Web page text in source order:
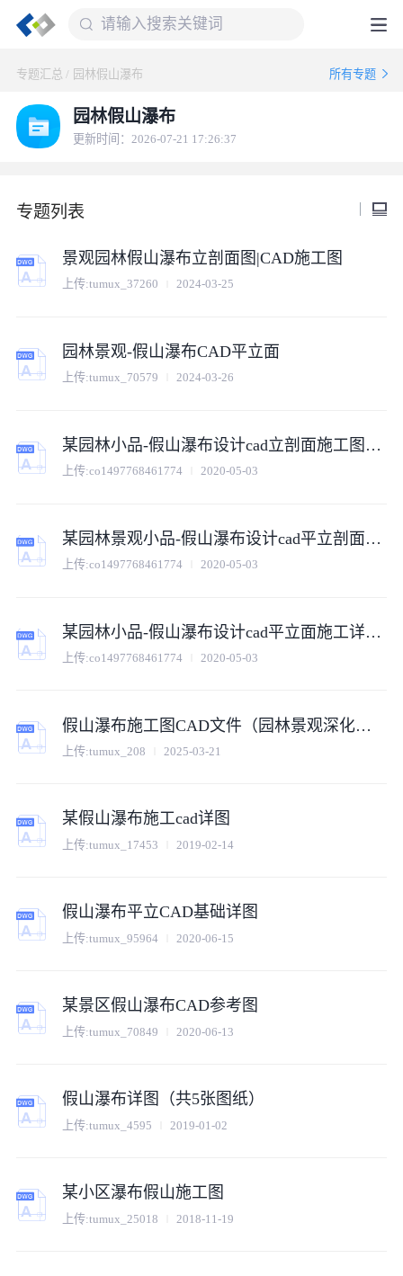
专题汇总 / 园林假山瀑布 所有专题
园林假山瀑布
更新时间：2026-07-21 17:26:37
专题列表
景观园林假山瀑布立剖面图|CAD施工图
上传:tumux_37260 2024-03-25
园林景观-假山瀑布CAD平立面
上传:tumux_70579 2024-03-26
某园林小品-假山瀑布设计cad立剖面施工图（甲级院设计）
上传:co1497768461774 2020-05-03
某园林景观小品-假山瀑布设计cad平立剖面图（标注详细）
上传:co1497768461774 2020-05-03
某园林小品-假山瀑布设计cad平立面施工详图（甲级院设计）
上传:co1497768461774 2020-05-03
假山瀑布施工图CAD文件（园林景观深化版）
上传:tumux_208 2025-03-21
某假山瀑布施工cad详图
上传:tumux_17453 2019-02-14
假山瀑布平立CAD基础详图
上传:tumux_95964 2020-06-15
某景区假山瀑布CAD参考图
上传:tumux_70849 2020-06-13
假山瀑布详图（共5张图纸）
上传:tumux_4595 2019-01-02
某小区瀑布假山施工图
上传:tumux_25018 2018-11-19